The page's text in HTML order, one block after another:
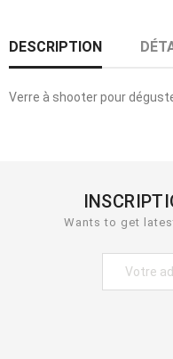
DESCRIPTION
Verre à shooter pour
Wants to get